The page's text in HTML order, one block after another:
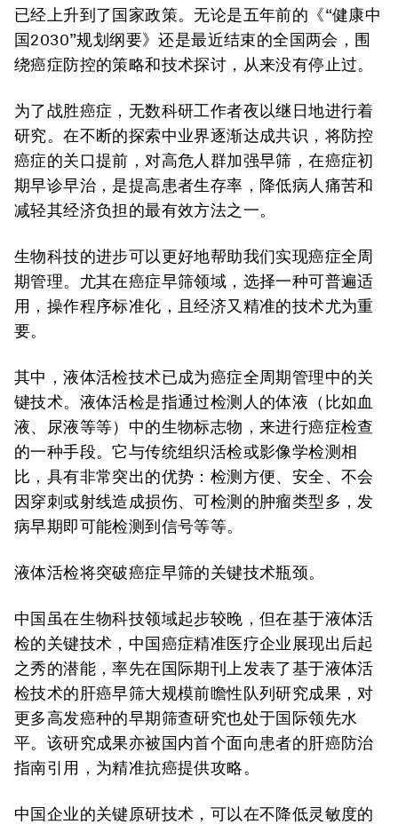
已经上升到了国家政策。无论是五年前的《“健康中
国2030”规划纲要》还是最近结束的全国两会，围
绕癌症防控的策略和技术探讨，从来没有停止过。
为了战胜癌症，无数科研工作者夜以继日地进行着
研究。在不断的探索中业界逐渐达成共识，将防控
癌症的关口提前，对高危人群加强早筛，在癌症初
期早诊早治，是提高患者生存率，降低病人痛苦和
减轻其经济负担的最有效方法之一。
生物科技的进步可以更好地帮助我们实现癌症全周
期管理。尤其在癌症早筛领域，选择一种可普遍适
用，操作程序标准化，且经济又精准的技术尤为重
要。
其中，液体活检技术已成为癌症全周期管理中的关
键技术。液体活检是指通过检测人的体液（比如血
液、尿液等等）中的生物标志物，来进行癌症检查
的一种手段。它与传统组织活检或影像学检测相
比，具有非常突出的优势：检测方便、安全、不会
因穿刺或射线造成损伤、可检测的肿瘤类型多，发
病早期即可能检测到信号等等。
液体活检将突破癌症早筛的关键技术瓶颈。
中国虽在生物科技领域起步较晚，但在基于液体活
检的关键技术，中国癌症精准医疗企业展现出后起
之秀的潜能，率先在国际期刊上发表了基于液体活
检技术的肝癌早筛大规模前瞻性队列研究成果，对
更多高发癌种的早期筛查研究也处于国际领先水
平。该研究成果亦被国内首个面向患者的肝癌防治
指南引用，为精准抗癌提供攻略。
中国企业的关键原研技术，可以在不降低灵敏度的